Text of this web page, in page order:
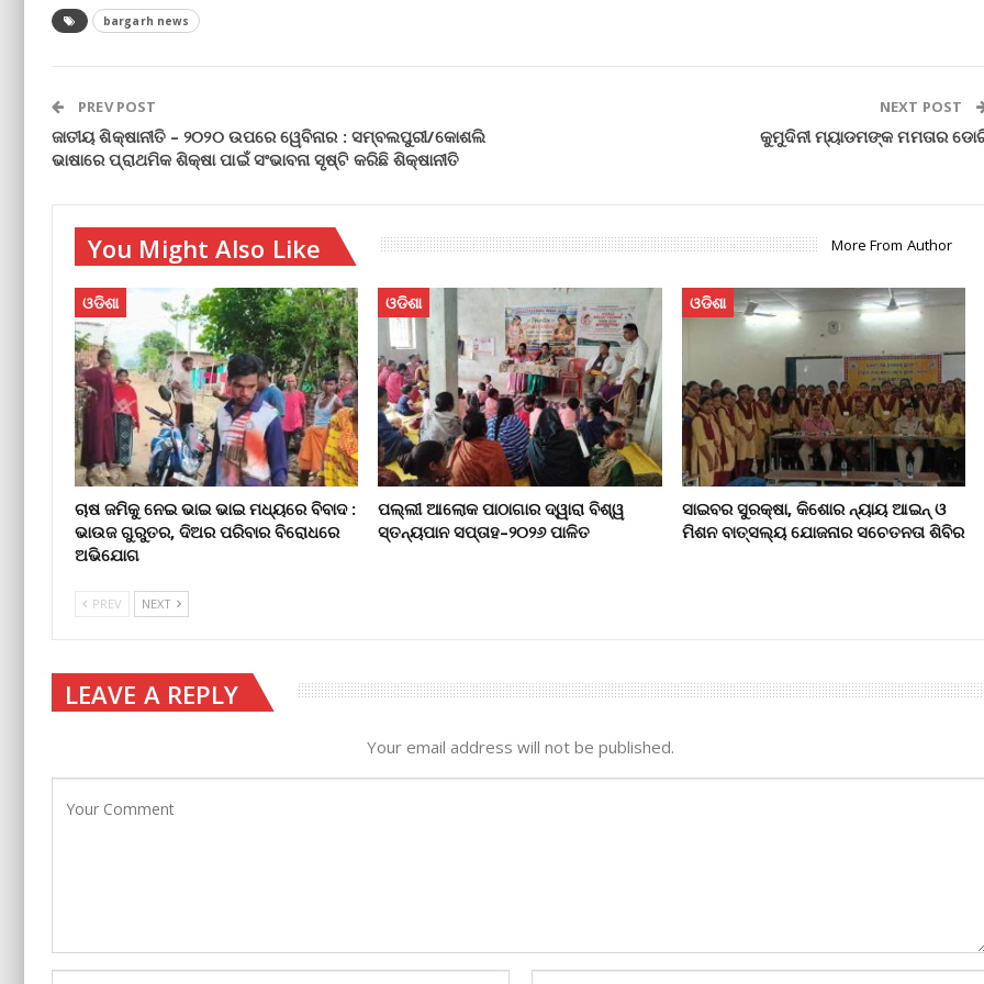
bargarh news
PREV POST
ଜାତୀୟ ଶିକ୍ଷାନୀତି – ୨୦୨୦ ଉପରେ ୱେବିନାର : ସମ୍ବଲପୁରୀ/କୋଶଲି
ଭାଷାରେ ପ୍ରାଥମିକ ଶିକ୍ଷା ପାଇଁ ସଂଭାବନା ସୃଷ୍ଟି କରିଛି ଶିକ୍ଷାନୀତି
NEXT POST
କୁମୁଦିନୀ ମ୍ୟାଡମଙ୍କ ମମତାର
You Might Also Like More From Author
ଓଡିଶା
ଚାଷ ଜମିକୁ ନେଇ ଭାଇ ଭାଇ ମଧ୍ୟରେ ବିବାଦ :
ଭାଉଜ ଗୁରୁତର, ଦିଅର ପରିବାର ବିରୋଧରେ
ଅଭିଯୋଗ
ଓଡିଶା
ପଲ୍ଲୀ ଆଲୋକ ପାଠାଗାର ଦ୍ୱାରା ବିଶ୍ୱ
ସ୍ତନ୍ୟପାନ ସପ୍ତାହ–୨୦୨୬ ପାଳିତ
ଓଡିଶା
ସାଇବର ସୁରକ୍ଷା, କିଶୋର ନ୍ୟାୟ ଆଇନ୍ ଓ
ମିଶନ ବାତ୍ସଲ୍ୟ ଯୋଜନାର ସଚେତନତା ଶିବିର
PREV NEXT
LEAVE A REPLY
Your email address will not be published.